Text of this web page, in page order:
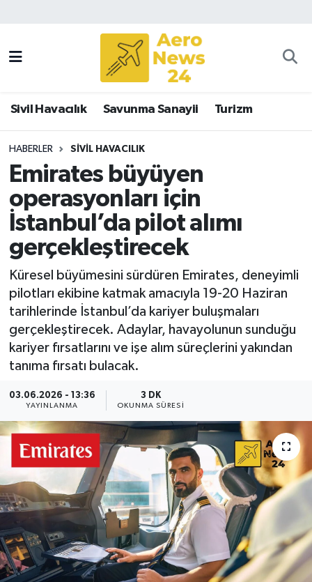
Sivil Havacılık Savunma Sanayii Turizm
HABERLER SIVIL HAVACILIK
Emirates büyüyen
operasyonları için
İstanbul’da pilot alımı
gerçekleştirecek
Küresel büyümesini sürdüren Emirates, deneyimli
pilotları ekibine katmak amacıyla 19-20 Haziran
tarihlerinde İstanbul’da kariyer buluşmaları
gerçekleştirecek. Adaylar, havayolunun sunduğu
kariyer fırsatlarını ve işe alım süreçlerini yakından
tanıma fırsatı bulacak.
03.06.2026 - 13:36
YAYINLANMA
3 DK
OKUNMA SÜRESI